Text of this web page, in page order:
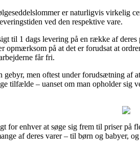
er naturligvis virkelig
ved den respektive vare.
til 1 dags levering på en række af
opmærksom på at det er forudsat at
får fri.
gebyr, men oftest under forudsætning af
tilfælde – uanset om man opholder
for enhver at søge sig frem til priser på
af deres varer – til børn og babyer,